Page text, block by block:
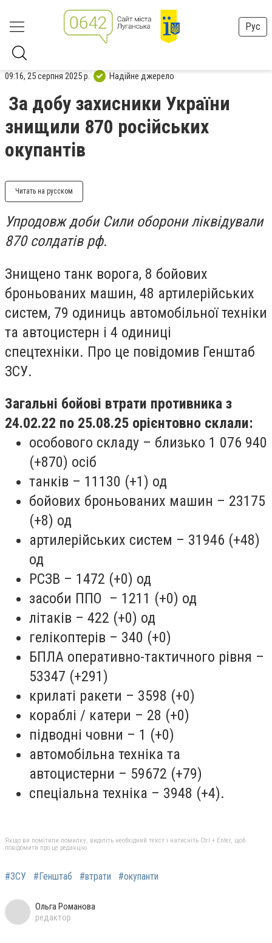
Рус
09:16, 25 серпня 2025 р. Надійне джерело
За добу захисники України
знищили 870 російських
окупантів
Читать на русском
Упродовж доби Сили оборони ліквідували
870 солдатів рф.
Знищено танк ворога, 8 бойових
броньованих машин, 48 артилерійських
систем, 79 одиниць автомобільної техніки
та автоцистерн і 4 одиниці
спецтехніки. Про це повідомив Генштаб
ЗСУ.
Загальні бойові втрати противника з
24.02.22 по 25.08.25 орієнтовно склали:
особового складу – близько 1 076 940
(+870) осіб
танків – 11130 (+1) од
бойових броньованих машин – 23175
(+8) од
артилерійських систем – 31946 (+48)
од
РСЗВ – 1472 (+0) од
засоби ППО – 1211 (+0) од
літаків – 422 (+0) од
гелікоптерів – 340 (+0)
БПЛА оперативно-тактичного рівня –
53347 (+291)
крилаті ракети – 3598 (+0)
кораблі / катери – 28 (+0)
підводні човни – 1 (+0)
автомобільна техніка та
автоцистерни – 59672 (+79)
спеціальна техніка – 3948 (+4).
Якщо ви помітили помилку, виділіть необхідний текст і натисніть Ctrl + Enter, щоб
повідомити про це редакцію
#ЗСУ #Генштаб #втрати #окупанти
Ольга Романова
редактор